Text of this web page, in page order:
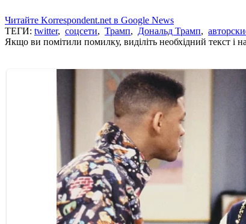
Читайте Korrespondent.net в Google News
ТЕГИ: twitter, соцсети, Трамп, Дональд Трамп,
Якщо ви помітили помилку, виділіть необхідний текст і